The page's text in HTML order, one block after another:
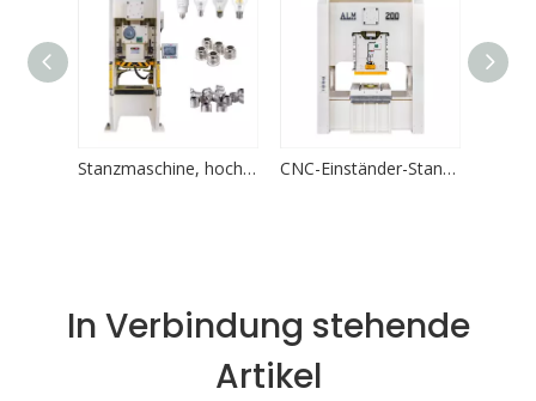
Stanzmaschine, hochpräzise Power-Presse, LED-Lampenfassung, Aluminiumbecher CNC-Einständer-Stanzmaschine für Schuhe, automatische Ösenherstellungsmaschine
In Verbindung stehende
Artikel